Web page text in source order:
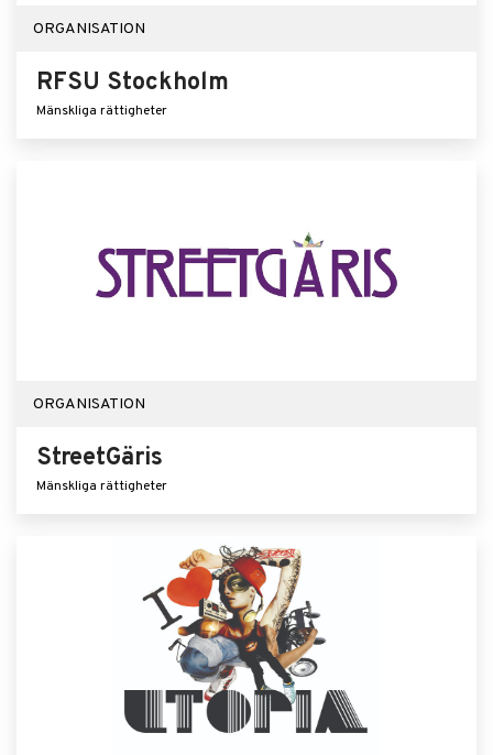
ORGANISATION
RFSU Stockholm
Mänskliga rättigheter
ORGANISATION
StreetGäris
Mänskliga rättigheter